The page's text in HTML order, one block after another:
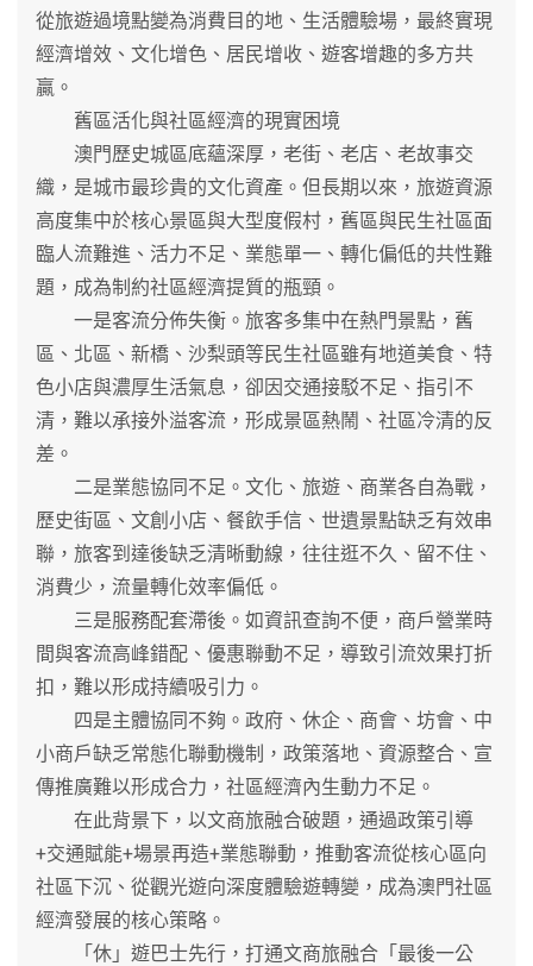
從旅遊過境點變為消費目的地、生活體驗場，最終實現
經濟增效、文化增色、居民增收、遊客增趣的多方共
贏。
舊區活化與社區經濟的現實困境
澳門歷史城區底蘊深厚，老街、老店、老故事交
織，是城市最珍貴的文化資產。但長期以來，旅遊資源
高度集中於核心景區與大型度假村，舊區與民生社區面
臨人流難進、活力不足、業態單一、轉化偏低的共性難
題，成為制約社區經濟提質的瓶頸。
一是客流分佈失衡。旅客多集中在熱門景點，舊
區、北區、新橋、沙梨頭等民生社區雖有地道美食、特
色小店與濃厚生活氣息，卻因交通接駁不足、指引不
清，難以承接外溢客流，形成景區熱鬧、社區冷清的反
差。
二是業態協同不足。文化、旅遊、商業各自為戰，
歷史街區、文創小店、餐飲手信、世遺景點缺乏有效串
聯，旅客到達後缺乏清晰動線，往往逛不久、留不住、
消費少，流量轉化效率偏低。
三是服務配套滯後。如資訊查詢不便，商戶營業時
間與客流高峰錯配、優惠聯動不足，導致引流效果打折
扣，難以形成持續吸引力。
四是主體協同不夠。政府、休企、商會、坊會、中
小商戶缺乏常態化聯動機制，政策落地、資源整合、宣
傳推廣難以形成合力，社區經濟內生動力不足。
在此背景下，以文商旅融合破題，通過政策引導
+交通賦能+場景再造+業態聯動，推動客流從核心區向
社區下沉、從觀光遊向深度體驗遊轉變，成為澳門社區
經濟發展的核心策略。
「休」遊巴士先行，打通文商旅融合「最後一公